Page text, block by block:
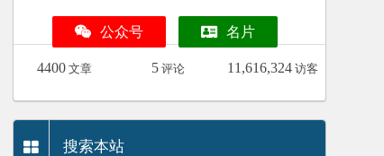
公众号 名片
4400 文章 5 评论 11,616,324 访客
搜索本站